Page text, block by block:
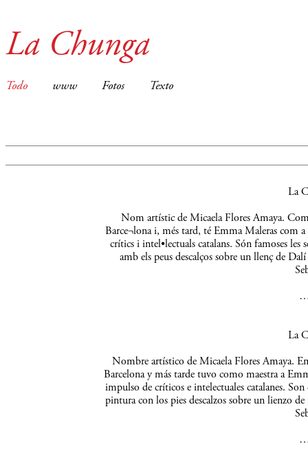
La Chunga
Todo www Fotos Texto
La
Nom artístic de Micaela Flores Amaya.
Barce¬lona i, més tard, té Emma Maleras com
crítics i intel•lectuals catalans. Són famoses
amb els peus descalços sobre un llenç de
La
Nombre artístico de Micaela Flores Amaya.
Barcelona y más tarde tuvo como maestra a
impulso de críticos e intelectuales catalanes.
pintura con los pies descalzos sobre un lienzo